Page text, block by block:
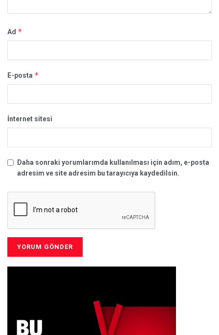
Ad *
E-posta *
İnternet sitesi
Daha sonraki yorumlarımda kullanılması için adım, e-posta
adresim ve site adresim bu tarayıcıya kaydedilsin.